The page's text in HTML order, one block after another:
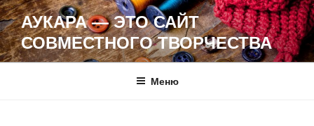
Перейти
к
содержимому
АУКАРА — ЭТО САЙТ
СОВМЕСТНОГО ТВОРЧЕСТВА
Меню